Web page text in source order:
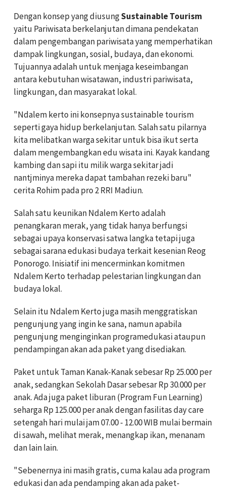
Dengan konsep yang diusungSustainable Tourism
yaitu Pariwisata berkelanjutan dimana pendekatan
dalam pengembangan pariwisata yang memperhatikan
dampak lingkungan, sosial, budaya, dan ekonomi.
Tujuannya adalah untuk menjaga keseimbangan
antara kebutuhan wisatawan, industri pariwisata,
lingkungan, dan masyarakat lokal.
"Ndalem kerto ini konsepnya sustainable tourism
seperti gaya hidup berkelanjutan. Salah satu pilarnya
kita melibatkan warga sekitar untuk bisa ikut serta
dalam mengembangkan edu wisata ini. Kayak kandang
kambing dan sapi itu milik warga sekitar jadi
nantjminya mereka dapat tambahan rezeki baru"
cerita Rohim pada pro 2 RRI Madiun.
Salah satu keunikan Ndalem Kerto adalah
penangkaran merak, yang tidak hanya berfungsi
sebagai upaya konservasi satwa langka tetapi juga
sebagai sarana edukasi budaya terkait kesenian Reog
Ponorogo. Inisiatif ini mencerminkan komitmen
Ndalem Kerto terhadap pelestarian lingkungan dan
budaya lokal.
Selain itu Ndalem Kerto juga masih menggratiskan
pengunjung yang ingin ke sana, namun apabila
pengunjung menginginkan programedukasi ataupun
pendampingan akan ada paket yang disediakan.
Paket untuk Taman Kanak-Kanak sebesar Rp 25.000 per
anak, sedangkan Sekolah Dasar sebesar Rp 30.000 per
anak. Ada juga paket liburan (Program Fun Learning)
seharga Rp 125.000 per anak dengan fasilitas day care
setengah hari mulai jam 07.00 - 12.00 WIB mulai bermain
di sawah, melihat merak, menangkap ikan, menanam
dan lain lain.
"Sebenernya ini masih gratis, cuma kalau ada program
edukasi dan ada pendamping akan ada paket-